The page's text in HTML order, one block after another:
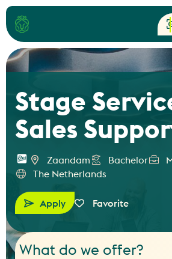
Stage
Sales
Zaandam Bachelor
The Netherlands
Apply Favorite
What do we offer?